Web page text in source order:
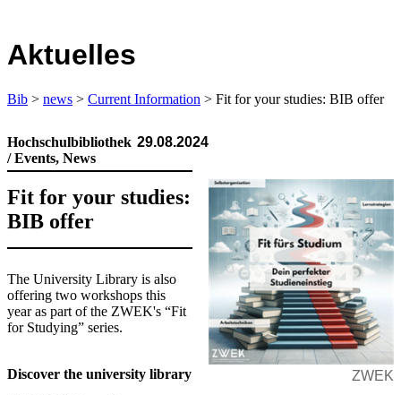
Aktuelles
Bib > news > Current Information > Fit for your studies: BIB offer
Hochschulbibliothek
/ Events, News
29.08.2024
Fit for your studies:
BIB offer
​​The University Library is also
offering two workshops this
year as part of the ZWEK's “Fit
for Studying” series.
Discover the university library
ZWEK